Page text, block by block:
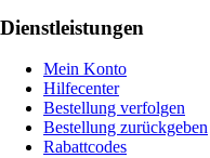
Dienstleistungen
Mein Konto
Hilfecenter
Bestellung verfolgen
Bestellung zurückgeben
Rabattcodes